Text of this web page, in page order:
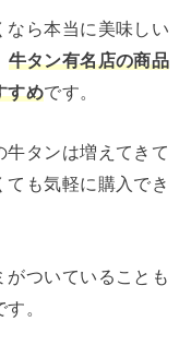
なら本当に美味しい
牛タン有名店の商品
すめです。
タンは増えてきて
も気軽に購入でき
ついていることも
。